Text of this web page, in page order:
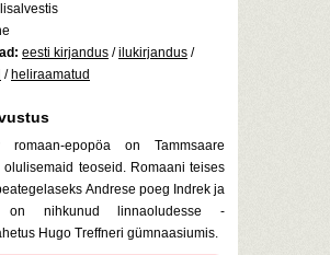
eesti kirjandus /ilukirjandus /
/ heliraamatud
romaan-epopöa on Tammsaare
olulisemaid teoseid. Romaani teises
Andrese poeg Indrek ja
on nihkunud linnaoludesse -
Hugo Treffneri gümnaasiumis.